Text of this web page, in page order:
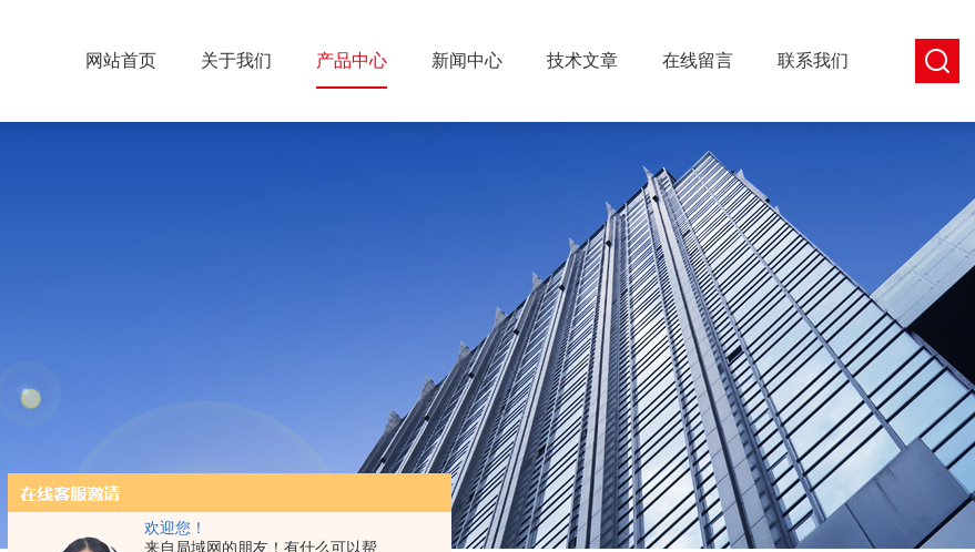
欢迎您！
来自局域网的朋友！有什么可以帮
网站首页 关于我们 产品中心 新闻中心 技术文章 在线留言 联系我们